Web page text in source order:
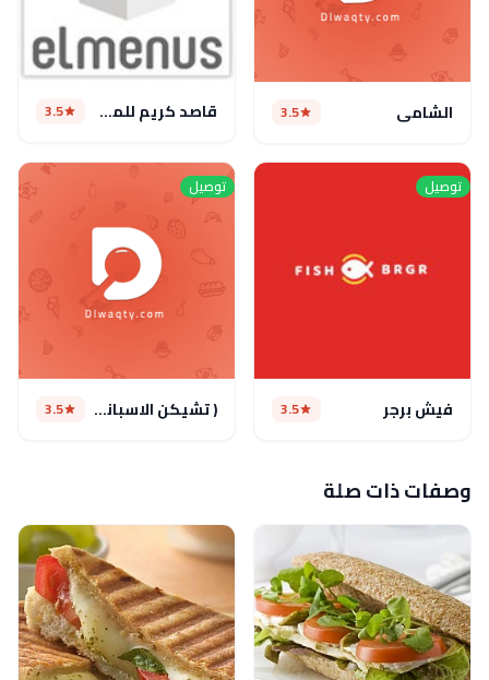
الشامي 3.5 قاصد كريم للمشويات 3.5
توصيل
فيش برجر 3.5
توصيل
( تشيكن الاسباني ( مغلق 3.5
وصفات ذات صلة